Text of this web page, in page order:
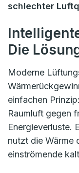
schlechter
Die
Moderne
einfachen
Raumluft gegen
Energieverluste.
nutzt die Wärme
einströmende